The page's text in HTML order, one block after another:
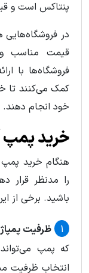
پنتاکس است و
در
قیمت مناسب
فروشگاه‌ها با
کمک می‌کنند تا
خود انجام دهند.
خرید
هنگام خرید
را مدنظر قرار
باشید. برخی از
ظرفیت
که پمپ
انتخاب ظرفیت